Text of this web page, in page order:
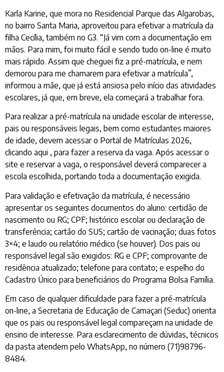
Karla Karine, que mora no Residencial Parque das Algarobas,
no bairro Santa Maria, aproveitou para efetivar a matrícula da
filha Cecília, também no G3. “Já vim com a documentação em
mãos. Para mim, foi muito fácil e sendo tudo on-line é muito
mais rápido. Assim que cheguei fiz a pré-matrícula, e nem
demorou para me chamarem para efetivar a matrícula”,
informou a mãe, que já está ansiosa pelo início das atividades
escolares, já que, em breve, ela começará a trabalhar fora.
Para realizar a pré-matrícula na unidade escolar de interesse,
pais ou responsáveis legais, bem como estudantes maiores
de idade, devem acessar o Portal de Matrículas 2026,
clicando aqui , para fazer a reserva da vaga. Após acessar o
site e reservar a vaga, o responsável deverá comparecer a
escola escolhida, portando toda a documentação exigida.
Para validação e efetivação da matrícula, é necessário
apresentar os seguintes documentos do aluno: certidão de
nascimento ou RG; CPF; histórico escolar ou declaração de
transferência; cartão do SUS; cartão de vacinação; duas fotos
3×4; e laudo ou relatório médico (se houver). Dos pais ou
responsável legal são exigidos: RG e CPF; comprovante de
residência atualizado; telefone para contato; e espelho do
Cadastro Único para beneficiários do Programa Bolsa Família.
Em caso de qualquer dificuldade para fazer a pré-matrícula
on-line, a Secretaria de Educação de Camaçari (Seduc) orienta
que os pais ou responsável legal compareçam na unidade de
ensino de interesse. Para esclarecimento de dúvidas, técnicos
da pasta atendem pelo WhatsApp, no número (71)98796-
8484.